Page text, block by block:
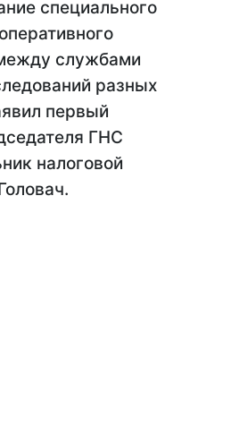
специального
службами
разных
первый
ГНС
налоговой